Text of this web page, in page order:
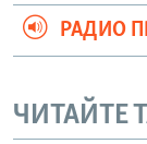
РАДИО
ЧИТАЙТЕ